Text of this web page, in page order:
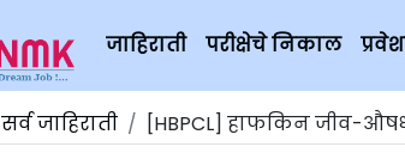
जाहिराती परीक्षेचे निकाल
सर्व जाहिराती [HBPCL] हाफकिन जीव-